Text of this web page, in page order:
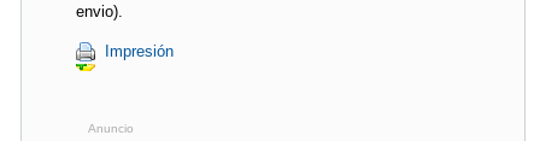
envio).
Impresión
Anuncio